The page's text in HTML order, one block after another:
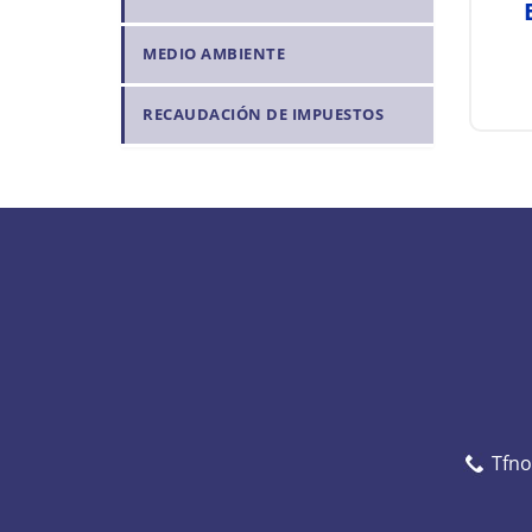
MEDIO AMBIENTE
RECAUDACIÓN DE IMPUESTOS